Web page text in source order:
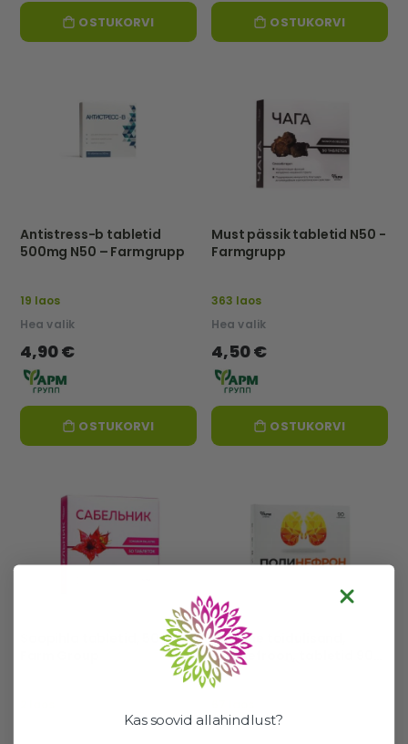
OSTUKORVI OSTUKORVI
Antistress-b tabletid
500mg N50 – Farmgrupp
19 laos
Hea valik
4,90 €
OSTUKORVI
Must pässik tabletid N50 -
Farmgrupp
363 laos
Hea valik
4,50 €
OSTUKORVI
Soopihla tabletid, 50 tk -
Aktiivne toidulisand,
Polünefroon, tabletid 90
tk - FarmGrupp
Hea valik
Kas soovid allahindlust?